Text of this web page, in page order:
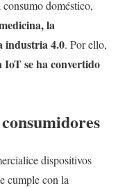
doméstico,
la
industria 4.0. Por ello,
IoT se ha convertido
dispositivos
cumple con la